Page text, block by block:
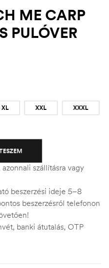
ME CARP
PULÓVER
XL XXL XXXL
szállításra vagy
beszerzési ideje 5–8
beszerzésről telefonon
banki átutalás, OTP